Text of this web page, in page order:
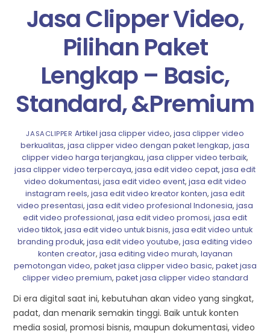
Jasa Clipper Video,
Pilihan Paket
Lengkap – Basic,
Standard, &Premium
JASACLIPPER Artikel jasa clipper video, jasa clipper video
berkualitas, jasa clipper video dengan paket lengkap, jasa
clipper video harga terjangkau, jasa clipper video terbaik,
jasa clipper video terpercaya, jasa edit video cepat, jasa edit
video dokumentasi, jasa edit video event, jasa edit video
instagram reels, jasa edit video kreator konten, jasa edit
video presentasi, jasa edit video profesional Indonesia, jasa
edit video professional, jasa edit video promosi, jasa edit
video tiktok, jasa edit video untuk bisnis, jasa edit video untuk
branding produk, jasa edit video youtube, jasa editing video
konten creator, jasa editing video murah, layanan
pemotongan video, paket jasa clipper video basic, paket jasa
clipper video premium, paket jasa clipper video standard
Di era digital saat ini, kebutuhan akan video yang singkat,
padat, dan menarik semakin tinggi. Baik untuk konten
media sosial, promosi bisnis, maupun dokumentasi, video